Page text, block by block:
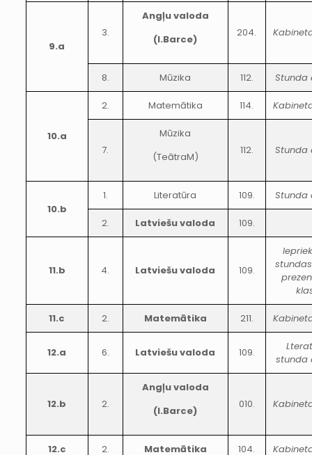
9.a
3.
Angļu valoda
(I.Barce)
204.
8. Mūzika 112. Stunda
10.a
2. Matemātika 114.
7.
Mūzika
(TeātraM)
112. Stunda
10.b
1. Literatūra 109. Stunda
2. Latviešu valoda 109.
11.b 4. Latviešu valoda 109.
11.c 2. Matemātika 211.
12.a 6. Latviešu valoda 109.
stunda
12.b 2.
Angļu valoda
(I.Barce)
010.
12.c 2. Matemātika 104.